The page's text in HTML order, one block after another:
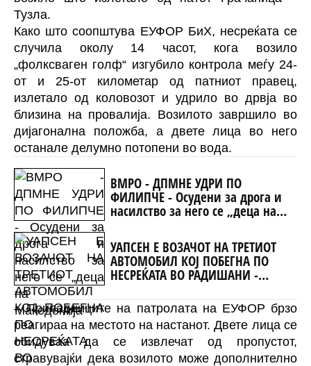
Тузла.
Како што соопштува ЕУФОР БиХ, несреќата се
случила околу 14 часот, кога возило
„фолксваген голф“ изгубило контрола меѓу 24-
от и 25-от километар од патниот правец,
излетало од коловозот и удрило во дрвја во
близина на провалија. Возилото завршило во
дијагонална положба, а двете лица во него
останале делумно потопени во вода.
ВМРО - ДПМНЕ УДРИ ПО
ФИЛИПЧЕ - Осудени за дрога и
насилство за него се „деца на
УАПСЕН Е ВОЗАЧОТ НА ТРЕТИОТ
АВТОМОБИЛ КОЈ ПОБЕГНА ПО
НЕСРЕЌАТА ВО РАДИШАНИ -
– Припадниците на патролата на ЕУФОР брзо
реагираа на местото на настанот. Двете лица се
обидуваа да се извлечат од пропустот,
стравувајќи дека возилото може дополнително